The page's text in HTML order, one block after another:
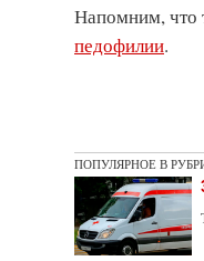
Напомним, что
педофилии.
ПОПУЛЯРНОЕ В